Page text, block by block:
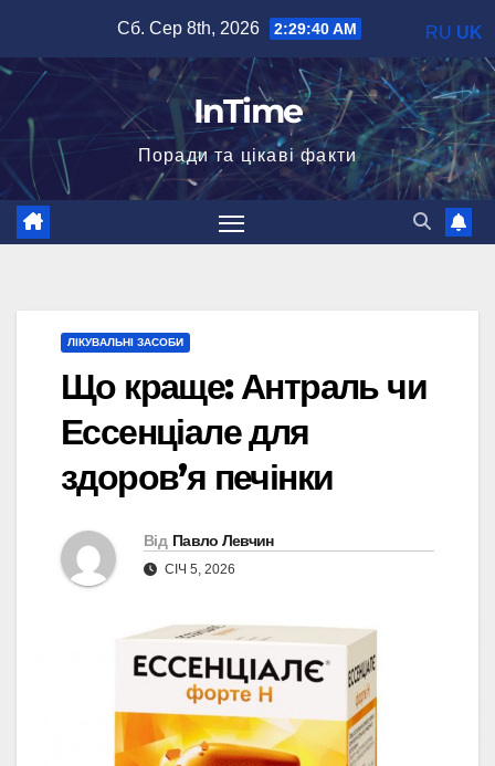
вмісту
Сб. Сер 8th, 2026 2:29:42 AM
InTime
Поради та цікаві факти
ЛІКУВАЛЬНІ ЗАСОБИ
Що краще: Антраль чи
Ессенціале для
здоров’я печінки
Від Павло Левчин
СІЧ 5, 2026
RU UK